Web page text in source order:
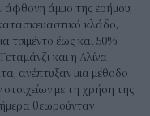
άφθονη άμμο της ερήμου,
κλάδο,
τσιμέντο έως και 50%.
και η Αλίνα
ανέπτυξαν μια μέθοδο
με τη χρήση της
θεωρούνταν